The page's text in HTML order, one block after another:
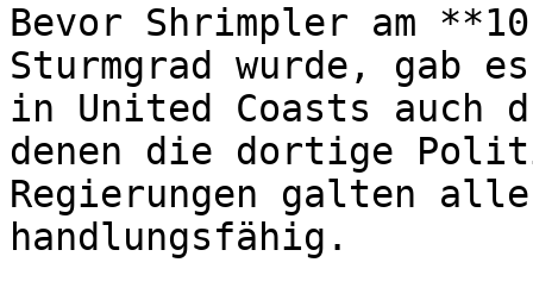
Bevor Shrimpler am
Sturmgrad wurde, gab
in United Coasts auch
denen die dortige
Regierungen galten
handlungsfähig.